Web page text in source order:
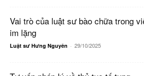
Vai trò của luật sư bào chữa trong
im lặng
Luật sư Hưng Nguyên - 29/10/2025